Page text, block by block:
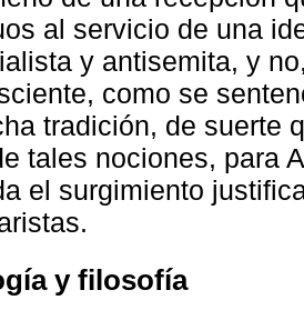
al servicio de una
y antisemita, y
como se
tradición, de suerte
tales nociones, para
el surgimiento
y filosofía